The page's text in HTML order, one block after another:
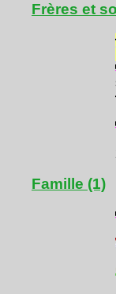
Frères et
Famille (1)